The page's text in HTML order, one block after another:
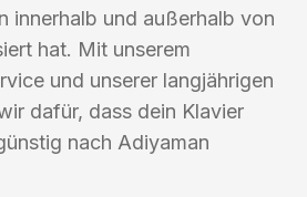
innerhalb und außerhalb von
hat. Mit unserem
und unserer langjährigen
dafür, dass dein Klavier
nach Adiyaman